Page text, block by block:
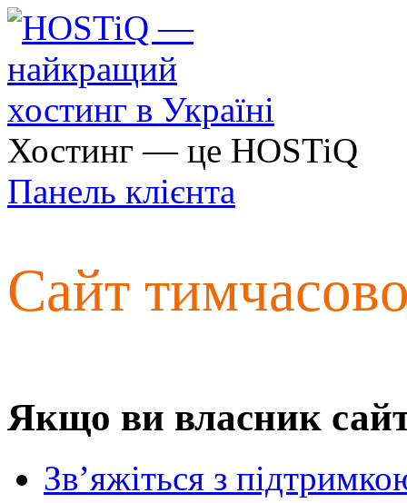
Хостинг — це HOSTiQ
Панель клієнта
Сайт
Якщо ви власник
Зв’яжіться з